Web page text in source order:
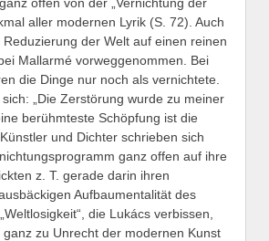
aller modernen Lyrik (S. 72). Auch
der Welt auf einen reinen
bei Mallarmé vorweggenommen. Bei
die Dinge nur noch als vernichtete.
„Die Zerstörung wurde zu meiner
berühmteste Schöpfung ist die
und Dichter schrieben sich
ganz offen auf ihre
z. T. gerade darin ihren
Aufbaumentalität des
die Lukács verbissen,
zu Unrecht der modernen Kunst